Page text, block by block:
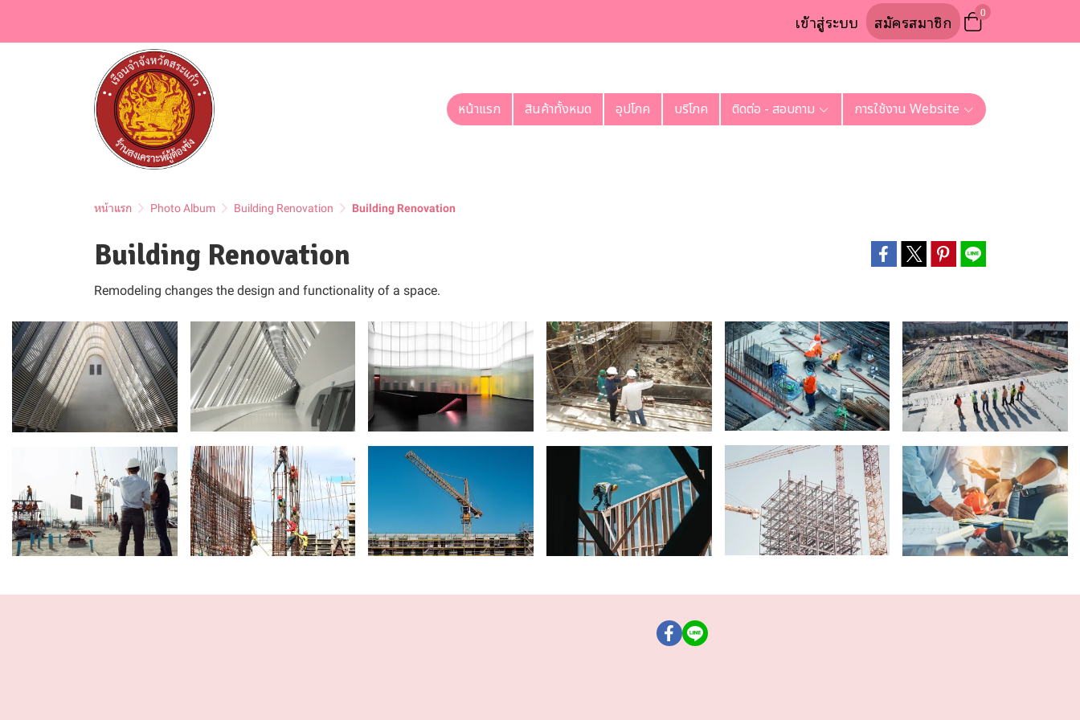
เข้าสู่ระบบ สมัครสมาชิก 0
หน้าแรก สินค้าทั้งหมด อุปโภค บริโภค ติดต่อ - สอบถาม การใช้งาน Website
หน้าแรก Photo Album Building Renovation Building Renovation
Building Renovation
Remodeling changes the design and functionality of a space.